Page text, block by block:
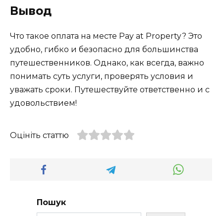
Вывод
Что такое оплата на месте Pay at Property? Это
удобно, гибко и безопасно для большинства
путешественников. Однако, как всегда, важно
понимать суть услуги, проверять условия и
уважать сроки. Путешествуйте ответственно и с
удовольствием!
Оцініть статтю
Пошук